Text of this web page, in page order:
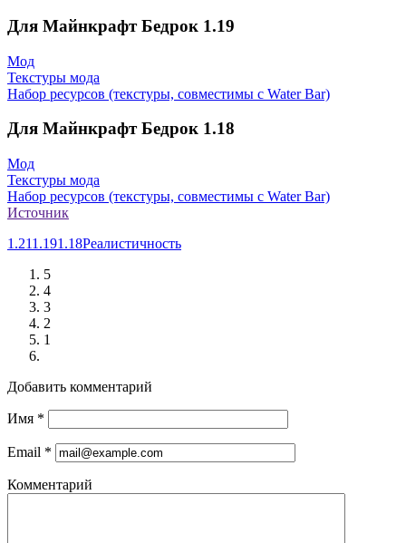
Для Майнкрафт Бедрок 1.19
Мод
Текстуры мода
Набор ресурсов (текстуры, совместимы с Water Bar)
Для Майнкрафт Бедрок 1.18
Мод
Текстуры мода
Набор ресурсов (текстуры, совместимы с Water Bar)
Источник
1.211.191.18Реалистичность
5
4
3
2
1
Добавить комментарий
Имя *
Email *
Комментарий